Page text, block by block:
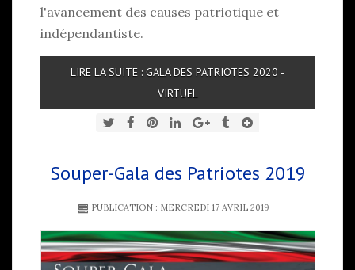
l'avancement des causes patriotique et
indépendantiste.
LIRE LA SUITE : GALA DES PATRIOTES 2020 -
VIRTUEL
Souper-Gala des Patriotes 2019
PUBLICATION : MERCREDI 17 AVRIL 2019